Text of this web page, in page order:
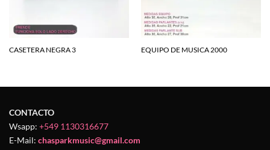
CASETERA NEGRA 3 EQUIPO DE MUSICA 2000
CONTACTO
Wsapp: +549 1130316677
E-Mail: chasparkmusic@gmail.com